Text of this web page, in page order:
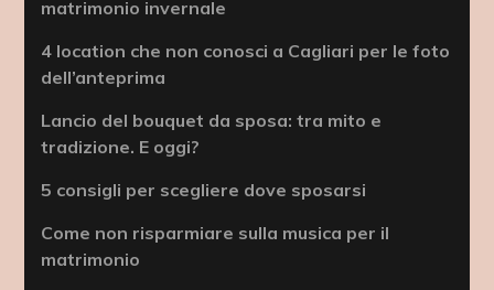
matrimonio invernale
4 location che non conosci a Cagliari per le foto
dell’anteprima
Lancio del bouquet da sposa: tra mito e
tradizione. E oggi?
5 consigli per scegliere dove sposarsi
Come non risparmiare sulla musica per il
matrimonio